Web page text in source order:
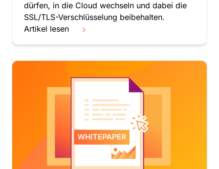
St. Helena, Ascension und Tristan da Cunha
St. Kitts und Nevis
St. Lucia
St. Maarten (niederländischer Teil)
St. Pierre und Miquelon
St. Vincent und die Grenadinen
Südgeorgien und die Südlichen Sandwichinseln
Südsudan
Suriname
Svalbard und Jan Mayen
dürfen, in die Cloud wechseln und dabei die
SSL/TLS-Verschlüsselung beibehalten.
Artikel lesen